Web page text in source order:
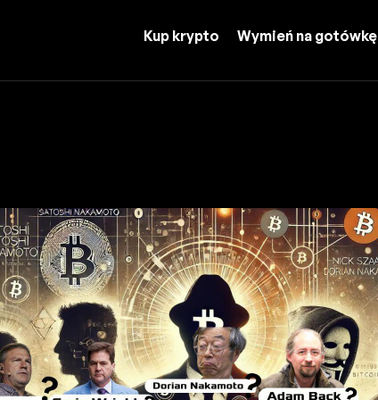
Kup krypto Wymień na gotówkę